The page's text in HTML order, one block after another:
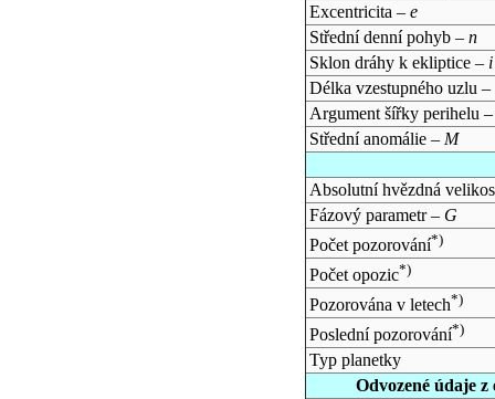
Excentricita – e
Střední denní pohyb – n
Sklon dráhy k ekliptice – i
Délka vzestupného uzlu –
Argument šířky perihelu
Střední anomálie – M
Absolutní hvězdná
Fázový parametr – G
Počet pozorování*)
Počet opozic*)
Pozorována v letech*)
Poslední pozorování*)
Typ planetky
Odvozené údaje